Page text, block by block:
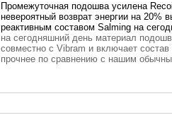
Промежуточная подошва усилена
невероятный возврат энергии на 20%
реактивным составом Salming на
на сегодняшний день материал
совместно с Vibram и включает
прочнее по сравнению с нашим